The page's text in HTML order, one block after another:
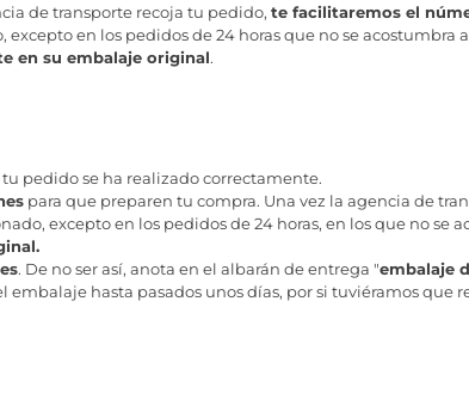
de transporte recoja tu pedido, te facilitaremos el
en los pedidos de 24 horas que no se acostumbra
en su embalaje original.
pedido se ha realizado correctamente.
para que preparen tu compra. Una vez la agencia de
excepto en los pedidos de 24 horas, en los que no se
. De no ser así, anota en el albarán de entrega "embalaje
hasta pasados unos días, por si tuviéramos que